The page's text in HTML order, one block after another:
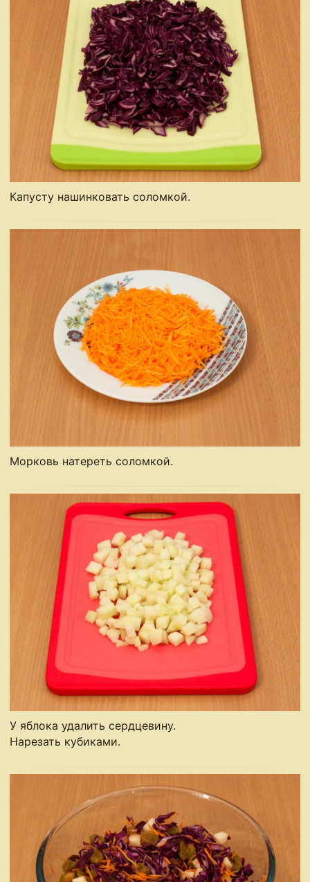
Капусту нашинковать соломкой.
Морковь натереть соломкой.
У яблока удалить сердцевину.
Нарезать кубиками.